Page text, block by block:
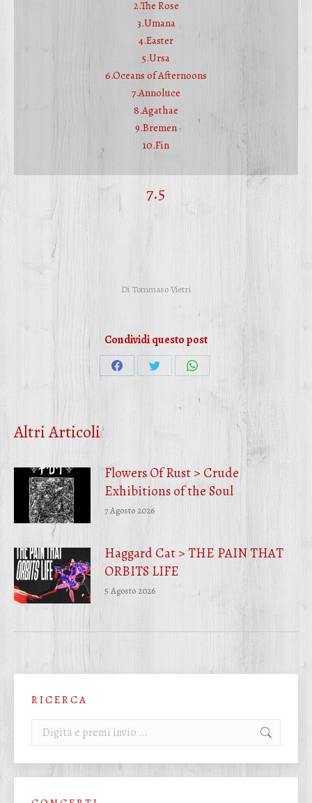
2.The Rose
3.Umana
4.Easter
5.Ursa
6.Oceans of Afternoons
7.Annoluce
8.Agathae
9.Bremen
10.Fin
7.5
Di Tommaso Vietri
Condividi questo post
CondividiCondividiCondividi
su
WhatsApp
Altri Articoli
Flowers Of Rust > Crude
Exhibitions of the Soul
7 Agosto 2026
Haggard Cat > THE PAIN THAT
ORBITS LIFE
5 Agosto 2026
R I C E R C A
Cerca: